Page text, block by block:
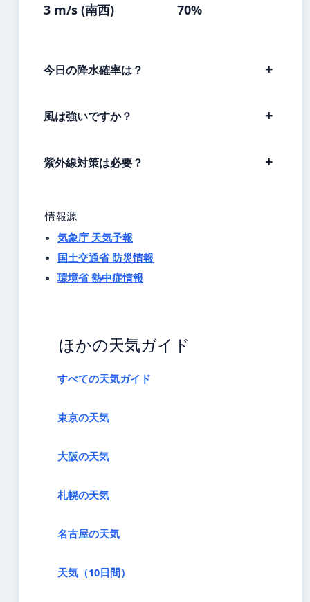
3 m/s (南西) 70%
今日の降水確率は？
風は強いですか？
紫外線対策は必要？
情報源
気象庁 天気予報
国土交通省 防災情報
環境省 熱中症情報
ほかの天気ガイド
すべての天気ガイド
東京の天気
大阪の天気
札幌の天気
名古屋の天気
天気（10日間）